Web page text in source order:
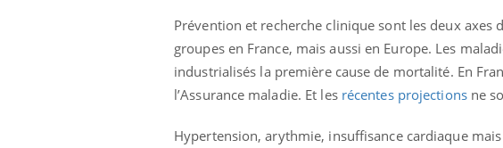
Prévention et recherche clinique sont les deux axes
groupes en France, mais aussi en Europe. Les
industrialisés la première cause de mortalité. En
l’Assurance maladie. Et les récentes projectionsne
Hypertension, arythmie, insuffisance cardiaque